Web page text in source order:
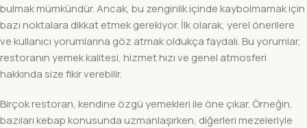
bulmak mümkündür. Ancak, bu zenginlik içinde kaybolmamak için
bazı noktalara dikkat etmek gerekiyor. İlk olarak, yerel önerilere
ve kullanıcı yorumlarına göz atmak oldukça faydalı. Bu yorumlar,
restoranın yemek kalitesi, hizmet hızı ve genel atmosferi
hakkında size fikir verebilir.
Birçok restoran, kendine özgü yemekleri ile öne çıkar. Örneğin,
bazıları kebap konusunda uzmanlaşırken, diğerleri mezeleriyle